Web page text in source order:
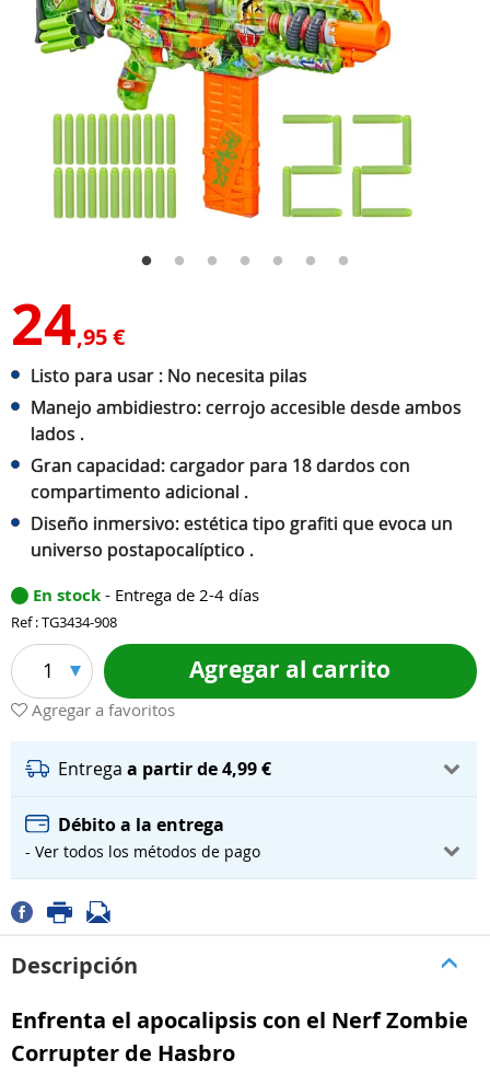
24,95 €
Listo para usar : No necesita pilas
Manejo ambidiestro: cerrojo accesible desde ambos
lados .
Gran capacidad: cargador para 18 dardos con
compartimento adicional .
Diseño inmersivo: estética tipo grafiti que evoca un
universo postapocalíptico .
En stock - Entrega de 2-4 días
Ref : TG3434-908
1 Agregar al carrito
Agregar a favoritos
Entrega a partir de 4,99 €
Débito a la entrega
- Ver todos los métodos de pago
Descripción
Enfrenta el apocalipsis con el Nerf Zombie
Corrupter de Hasbro